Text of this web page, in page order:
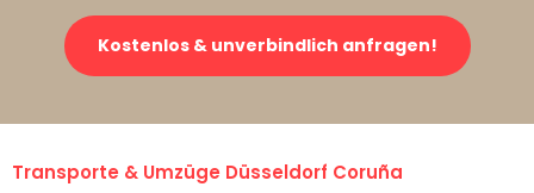
Kostenlos & unverbindlich anfragen!
Transporte & Umzüge Düsseldorf Coruña